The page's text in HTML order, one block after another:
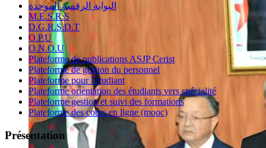
البوابة الرقمية الموحدة
M.E.S.R.S
D.G.R.S.D.T
O.P.U
O.N.O.U
Plateforme de publications ASJP Cerist
Plateforme de gestion du personnel
Plateforme pour l'étudiant
Plateforme orientation des étudiants vers spécialité
Plateforme gestion et suivi des formations
Plateforme des cours en ligne (mooc)
Présentation